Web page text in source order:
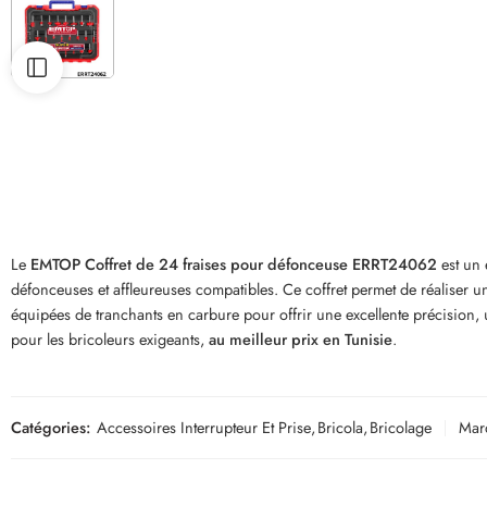
Le EMTOP Coffret de 24 fraises pour défonceuse ERRT24062 est un
défonceuses et affleureuses compatibles. Ce coffret permet de réaliser
équipées de tranchants en carbure pour offrir une excellente
pour les bricoleurs exigeants, au meilleur prix en Tunisie.
Catégories: Accessoires Interrupteur Et Prise,Bricola,Bricolage